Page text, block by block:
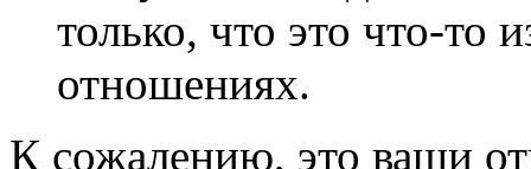
только, что это что-то
отношениях.
К сожалению, это ваши